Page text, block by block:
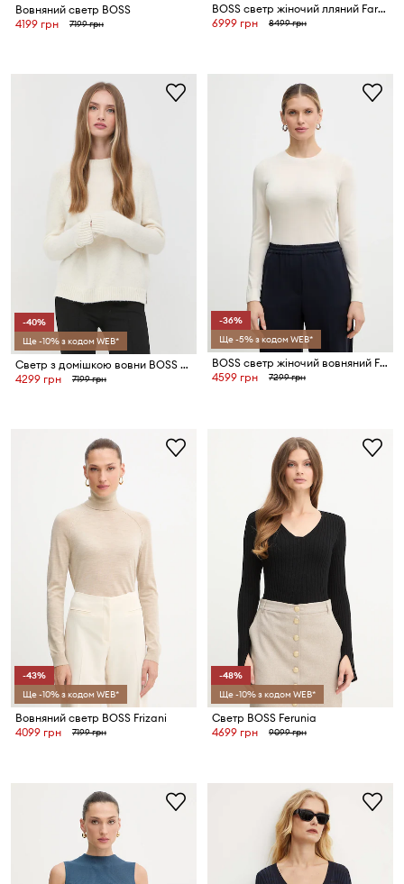
Вовняний светр BOSS
4199 грн
7199 грн
BOSS светр жіночий лляний Farofano
6999 грн
8499 грн
-40%
Ще -10% з кодом WEB*
Светр з домішкою вовни BOSS Febisan
4299 грн
7199 грн
-36%
Ще -5% з кодом WEB*
BOSS светр жіночий вовняний Ferpina
4599 грн
7299 грн
-43%
Ще -10% з кодом WEB*
Вовняний светр BOSS Frizani
4099 грн
7199 грн
-48%
Ще -10% з кодом WEB*
Светр BOSS Ferunia
4699 грн
9099 грн